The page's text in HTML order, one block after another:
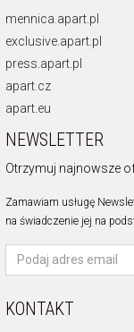
mennica.apart.pl
exclusive.apart.pl
press.apart.pl
apart.cz
apart.eu
NEWSLETTER
Otrzymuj najnowsze
Zamawiam usługę
na świadczenie jej na
KONTAKT